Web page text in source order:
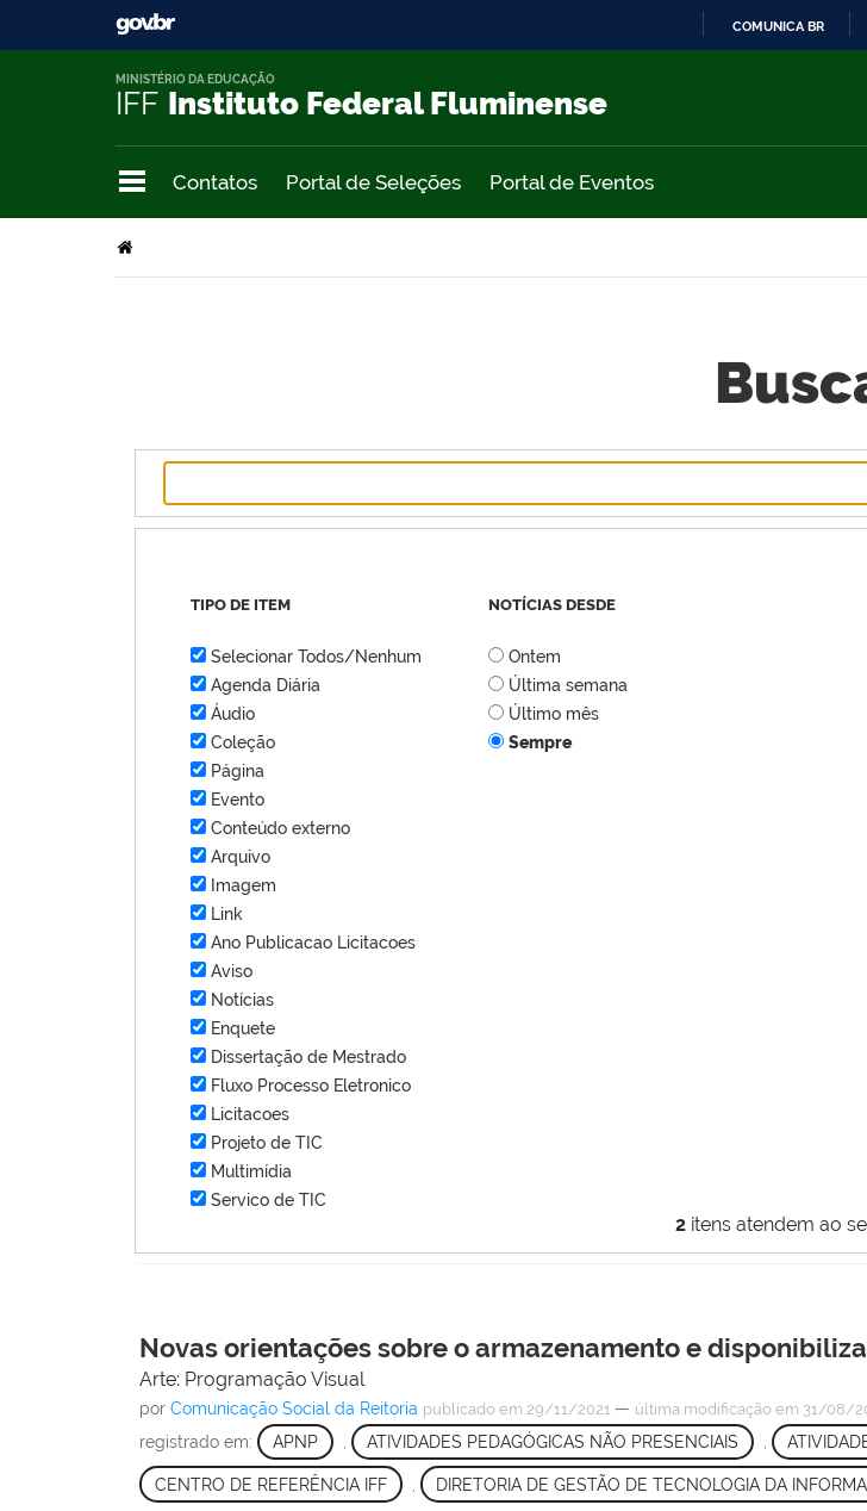
COMUNICA BR
IFF Instituto Federal Fluminense
MINISTÉRIO DA EDUCAÇÃO
Contatos Portal de Seleções Portal de Eventos
2itens atendem ao
TIPO DE ITEM
Selecionar Todos/Nenhum
Agenda Diária
Áudio
Coleção
Página
Evento
Conteúdo externo
Arquivo
Imagem
Link
Ano Publicacao Licitacoes
Aviso
Notícias
Enquete
Dissertação de Mestrado
Fluxo Processo Eletronico
Licitacoes
Projeto de TIC
Multimídia
Servico de TIC
NOTÍCIAS DESDE
Ontem
Última semana
Último mês
Sempre
Novas orientações sobre o armazenamento e
Arte: Programação Visual
porComunicação Social da Reitoria publicado em 29/11/2021 — última modificação em 31/08/
registrado em: APNP ATIVIDADES PEDAGÓGICAS NÃO PRESENCIAIS
CENTRO DE REFERÊNCIA IFF DIRETORIA DE GESTÃO DE TECNOLOGIA DA